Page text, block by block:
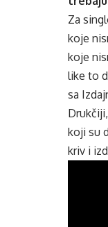
Za
koje
koje
like to
sa
koji su
kriv i